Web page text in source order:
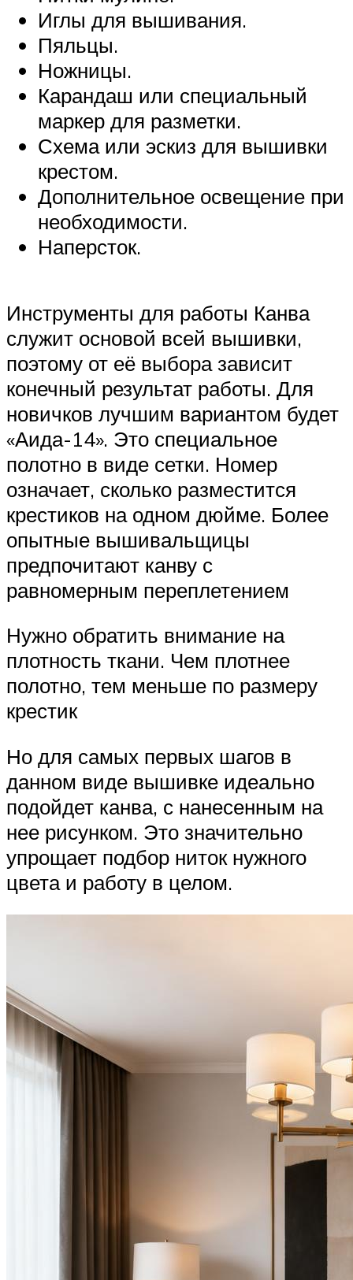
Иглы для вышивания.
Пяльцы.
Ножницы.
Карандаш или специальный
маркер для разметки.
Схема или эскиз для вышивки
крестом.
Дополнительное освещение при
необходимости.
Наперсток.
Инструменты для работы Канва
служит основой всей вышивки,
поэтому от её выбора зависит
конечный результат работы. Для
новичков лучшим вариантом будет
«Аида-14». Это специальное
полотно в виде сетки. Номер
означает, сколько разместится
крестиков на одном дюйме. Более
опытные вышивальщицы
предпочитают канву с
равномерным переплетением
Нужно обратить внимание на
плотность ткани. Чем плотнее
полотно, тем меньше по размеру
крестик
Но для самых первых шагов в
данном виде вышивке идеально
подойдет канва, с нанесенным на
нее рисунком. Это значительно
упрощает подбор ниток нужного
цвета и работу в целом.